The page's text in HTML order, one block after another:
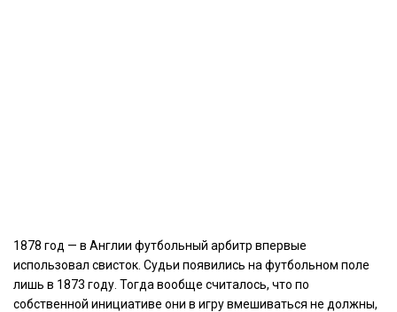
1878 год — в Англии футбольный арбитр впервые
использовал свисток. Судьи появились на футбольном поле
лишь в 1873 году. Тогда вообще считалось, что по
собственной инициативе они в игру вмешиваться не должны,